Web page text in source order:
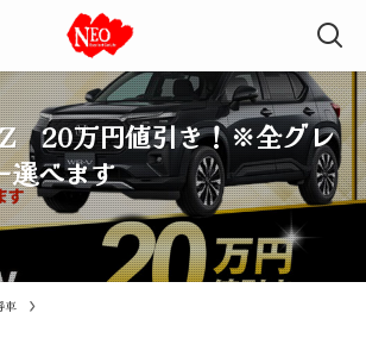
20万円値引き！※全グレ
選べます
車